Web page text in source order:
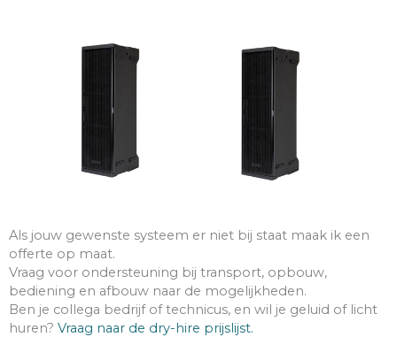
Als jouw gewenste systeem er niet bij staat maak ik een
offerte op maat.
Vraag voor ondersteuning bij transport, opbouw,
bediening en afbouw naar de mogelijkheden.
Ben je collega bedrijf of technicus, en wil je geluid of licht
huren? Vraag naar de dry-hire prijslijst.